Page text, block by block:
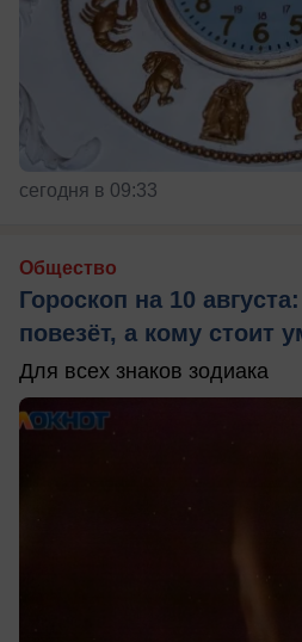
сегодня в 09:33
Общество
Гороскоп на 10
повезёт, а кому стоит
Для всех знаков зодиака